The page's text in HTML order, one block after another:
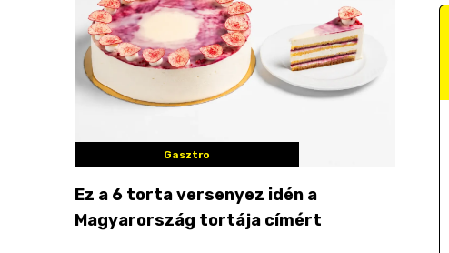
Gasztro
Ez a 6 torta versenyez idén a
Magyarország tortája címért